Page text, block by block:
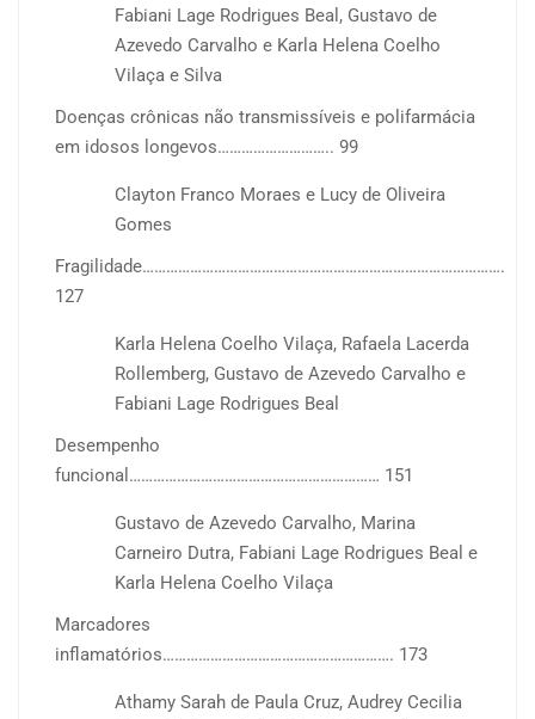
Fabiani Lage Rodrigues Beal, Gustavo de
Azevedo Carvalho e Karla Helena Coelho
Vilaça e Silva
Doenças crônicas não transmissíveis e polifarmácia
em idosos longevos……………………….. 99
Clayton Franco Moraes e Lucy de Oliveira
Gomes
Fragilidade……………………………………………………………………………….
127
Karla Helena Coelho Vilaça, Rafaela Lacerda
Rollemberg, Gustavo de Azevedo Carvalho e
Fabiani Lage Rodrigues Beal
Desempenho
funcional……………………………………………………… 151
Gustavo de Azevedo Carvalho, Marina
Carneiro Dutra, Fabiani Lage Rodrigues Beal e
Karla Helena Coelho Vilaça
Marcadores
inflamatórios…………………………………………………. 173
Athamy Sarah de Paula Cruz, Audrey Cecilia